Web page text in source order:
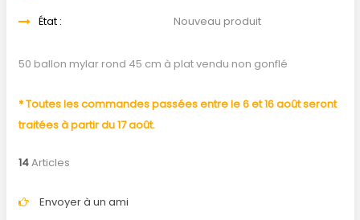
État :
Nouveau produit
50 ballon mylar rond 45 cm à plat vendu non gonflé
* Toutes les commandes passées entre le 6 et 16 août seront
traitées à partir du 17 août.
14Articles
Envoyer à un ami